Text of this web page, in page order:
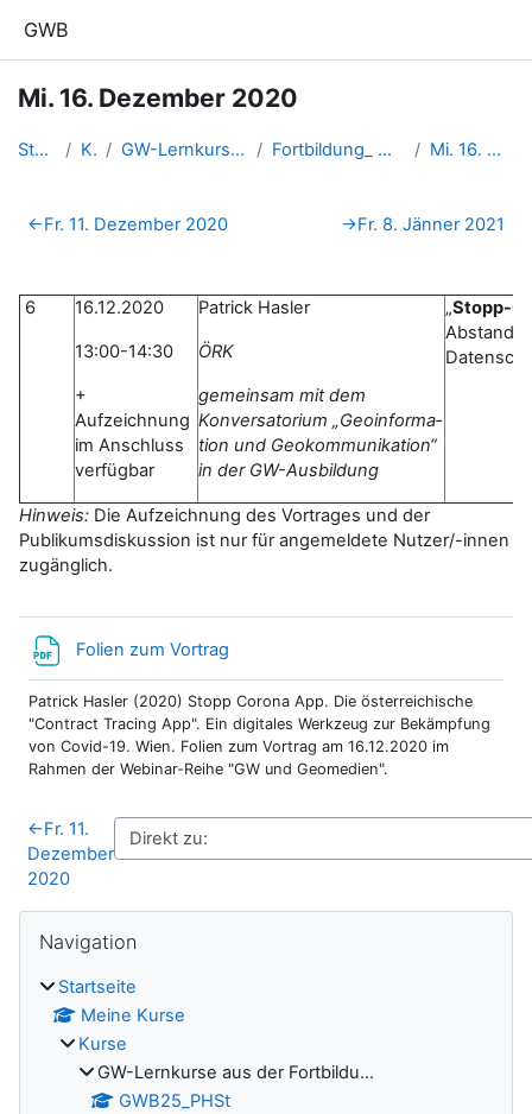
GWB
Mi. 16. Dezember 2020
Startseite Kurse GW-Lernkurse aus der Fortbildu... Fortbildung_ WebinarGW_20202021 Mi. 16. Dezember 2020
Abschnittsübersicht
←Fr. 11. Dezember 2020 →Fr. 8. Jänner 2021
6 16.12.2020
13:00-14:30
+
Aufzeichnung
im Anschluss
verfügbar
Patrick Hasler
ÖRK
gemeinsam mit dem
Konversatorium „Geoinforma­
tion und Geokommunikation“
in der GW-Ausbildung
„Stopp-
Hinweis: Die Aufzeichnung des Vortrages und der
Publikumsdiskussion ist nur für angemeldete Nutzer/-innen
zugänglich.
Folien zum Vortrag
Patrick Hasler (2020) Stopp Corona App. Die österreichische
"Contract Tracing App". Ein digitales Werkzeug zur Bekämpfung
von Covid-19. Wien. Folien zum Vortrag am 16.12.2020 im
Rahmen der Webinar-Reihe "GW und Geomedien".
←Fr. 11.
Dezember
2020
Navigation
Startseite
Meine Kurse
Kurse
GW-Lernkurse aus der Fortbildu...
GWB25_PHSt